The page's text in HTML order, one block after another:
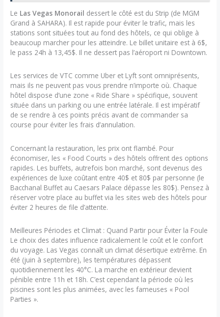
Le Las Vegas Monorail dessert le côté est du Strip (de MGM
Grand à SAHARA). Il est rapide pour éviter le trafic, mais les
stations sont situées tout au fond des hôtels, ce qui oblige à
beaucoup marcher pour les atteindre. Le billet unitaire est à 6$,
le pass 24h à 13,45$. Il ne dessert pas l’aéroport ni Downtown.
Les services de VTC comme Uber et Lyft sont omniprésents,
mais ils ne peuvent pas vous prendre n’importe où. Chaque
hôtel dispose d’une zone « Ride Share » spécifique, souvent
située dans un parking ou une entrée latérale. Il est impératif
de se rendre à ces points précis avant de commander sa
course pour éviter les frais d’annulation.
Concernant la restauration, les prix ont flambé. Pour
économiser, les « Food Courts » des hôtels offrent des options
rapides. Les buffets, autrefois bon marché, sont devenus des
expériences de luxe coûtant entre 40$ et 80$ par personne (le
Bacchanal Buffet au Caesars Palace dépasse les 80$). Pensez à
réserver votre place au buffet via les sites web des hôtels pour
éviter 2 heures de file d’attente.
Meilleures Périodes et Climat : Quand Partir pour Éviter la Foule
Le choix des dates influence radicalement le coût et le confort
du voyage. Las Vegas connaît un climat désertique extrême. En
été (juin à septembre), les températures dépassent
quotidiennement les 40°C. La marche en extérieur devient
pénible entre 11h et 18h. C’est cependant la période où les
piscines sont les plus animées, avec les fameuses « Pool
Parties ».